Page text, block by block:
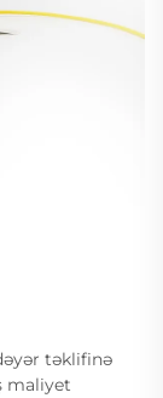
təklifinə
maliyet